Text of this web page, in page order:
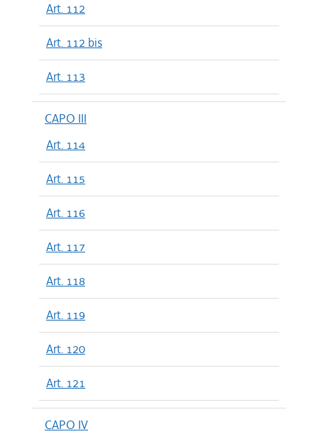
Art. 112
Art. 112 bis
Art. 113
CAPO III
Art. 114
Art. 115
Art. 116
Art. 117
Art. 118
Art. 119
Art. 120
Art. 121
CAPO IV